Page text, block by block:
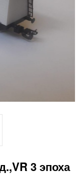
3 эпоха